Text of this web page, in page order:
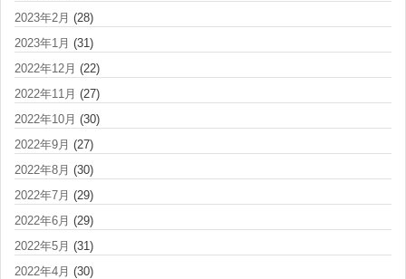
2023年2月 (28)
2023年1月 (31)
2022年12月 (22)
2022年11月 (27)
2022年10月 (30)
2022年9月 (27)
2022年8月 (30)
2022年7月 (29)
2022年6月 (29)
2022年5月 (31)
2022年4月 (30)